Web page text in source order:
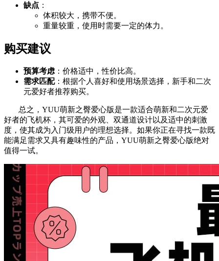
缺点 ：
体积较大，携带不便。
重量较重，使用时需要一定的体力。
购买建议
预算考虑 ：价格适中，性价比高。
需求匹配：根据个人喜好和使用场景选择，新手和二次
元爱好者推荐购买。
总之，YUU萌新之臀爱心版是一款适合萌新和二次元爱
好者的飞机杯，其可爱的外观、双通道设计以及适中的刺激
度，使其成为入门级用户的理想选择。如果你正在寻找一款既
能满足需求又具有趣味性的产品，YUU萌新之臀爱心版绝对
值得一试。